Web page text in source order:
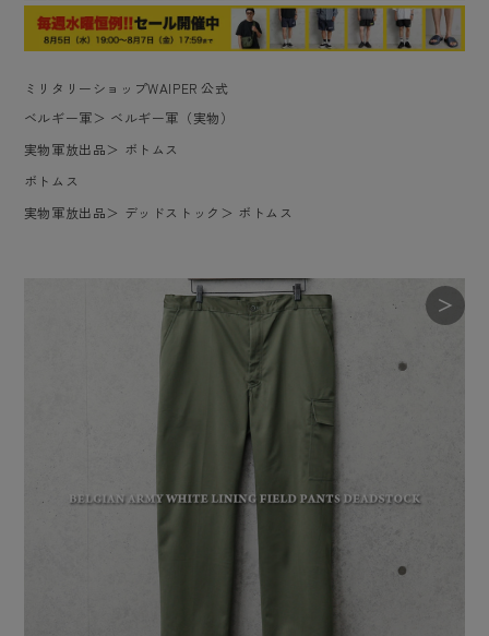
ミリタリーショップWAIPER 公式
ベルギー軍＞ ベルギー軍（実物）
実物軍放出品＞ ボトムス
ボトムス
実物軍放出品＞ デッドストック ＞ ボトムス
＞